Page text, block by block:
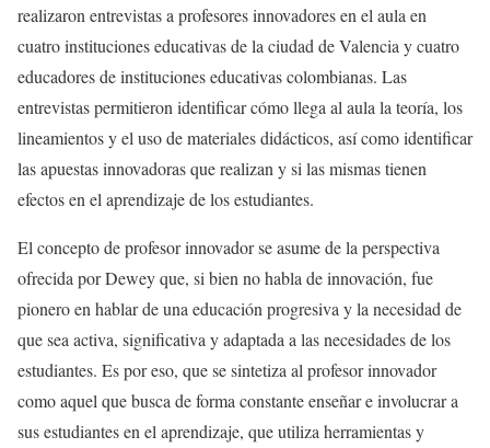
realizaron entrevistas a profesores innovadores en el aula en
cuatro instituciones educativas de la ciudad de Valencia y cuatro
educadores de instituciones educativas colombianas. Las
entrevistas permitieron identificar cómo llega al aula la teoría, los
lineamientos y el uso de materiales didácticos, así como identificar
las apuestas innovadoras que realizan y si las mismas tienen
efectos en el aprendizaje de los estudiantes.
El concepto de profesor innovador se asume de la perspectiva
ofrecida por Dewey que, si bien no habla de innovación, fue
pionero en hablar de una educación progresiva y la necesidad de
que sea activa, significativa y adaptada a las necesidades de los
estudiantes. Es por eso, que se sintetiza al profesor innovador
como aquel que busca de forma constante enseñar e involucrar a
sus estudiantes en el aprendizaje, que utiliza herramientas y